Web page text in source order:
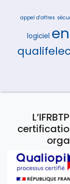
appel d'offres
logiciel